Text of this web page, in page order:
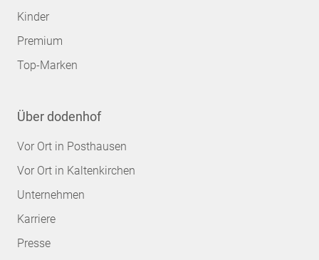
Kinder
Premium
Top-Marken
Über dodenhof
Vor Ort in Posthausen
Vor Ort in Kaltenkirchen
Unternehmen
Karriere
Presse